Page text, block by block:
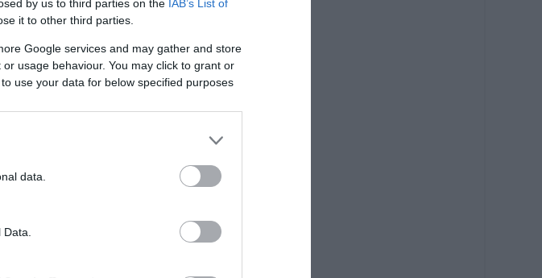
by us to third parties on the IAB’s List of
it to other third parties.
Google services and may gather and store
usage behaviour. You may click to grant or
use your data for below specified purposes
data.